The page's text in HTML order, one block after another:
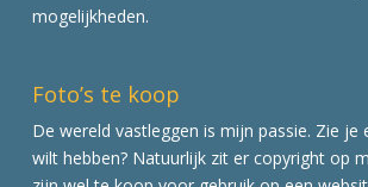
mogelijkheden.
Foto’s te koop
De wereld vastleggen is mijn passie. Zie je
wilt hebben? Natuurlijk zit er copyright op